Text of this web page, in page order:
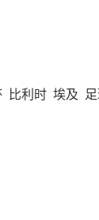
比利时 埃及